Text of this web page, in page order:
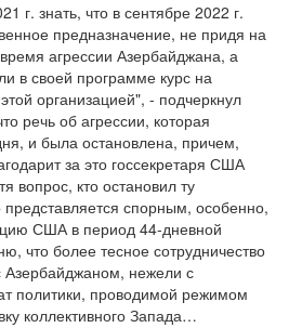
г. знать, что в сентябре 2022 г.
предназначение, не придя на
агрессии Азербайджана, а
в своей программе курс на
организацией", - подчеркнул
речь об агрессии, которая
и была остановлена, причем,
за это госсекретаря США
вопрос, кто остановил ту
спорным, особенно,
США в период 44-дневной
что более тесное сотрудничество
нежели с
политики, проводимой режимом
коллективного Запада…